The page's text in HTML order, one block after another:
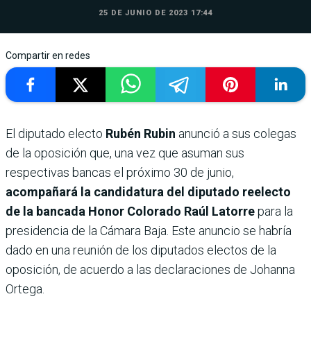
25 DE JUNIO DE 2023 17:44
Compartir en redes
El diputado electo Rubén Rubin anunció a sus colegas
de la oposición que, una vez que asuman sus
respectivas bancas el próximo 30 de junio,
acompañará la candidatura del diputado reelecto
de la bancada Honor Colorado Raúl Latorrepara la
presidencia de la Cámara Baja. Este anuncio se habría
dado en una reunión de los diputados electos de la
oposición, de acuerdo a las declaraciones de Johanna
Ortega.